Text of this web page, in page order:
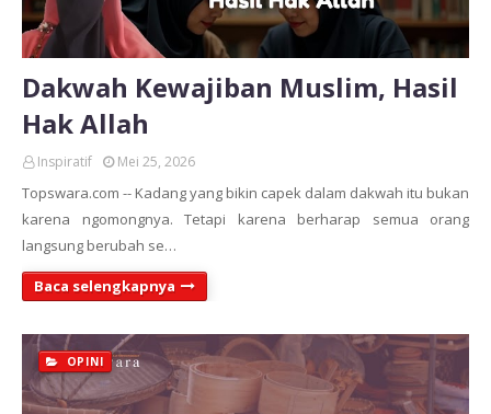
Dakwah Kewajiban Muslim, Hasil
Hak Allah
Inspiratif Mei 25, 2026
Topswara.com -- Kadang yang bikin capek dalam dakwah itu bukan
karena ngomongnya. Tetapi karena berharap semua orang
langsung berubah se…
Baca selengkapnya
OPINI